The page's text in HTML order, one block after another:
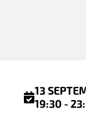
13
19:30 -